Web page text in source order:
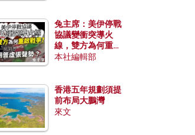
兔主席：美伊停戰
協議變衝突導火
線，雙方為何重啟
戰爭？伊朗一早洞
本社編輯部
香港五年規劃須提
前布局大鵬灣
來文